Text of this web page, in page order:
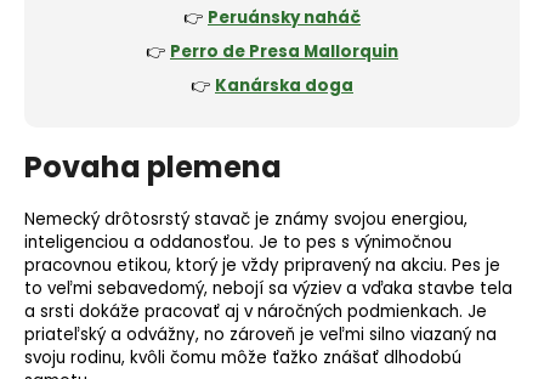
👉 Peruánsky naháč
👉 Perro de Presa Mallorquin
👉 Kanárska doga
Povaha plemena
Nemecký drôtosrstý stavač je známy svojou energiou,
inteligenciou a oddanosťou. Je to pes s výnimočnou
pracovnou etikou, ktorý je vždy pripravený na akciu. Pes je
to veľmi sebavedomý, nebojí sa výziev a vďaka stavbe tela
a srsti dokáže pracovať aj v náročných podmienkach. Je
priateľský a odvážny, no zároveň je veľmi silno viazaný na
svoju rodinu, kvôli čomu môže ťažko znášať dlhodobú